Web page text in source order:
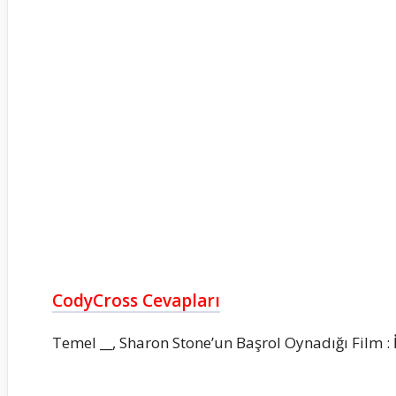
CodyCross Cevapları
Temel __, Sharon Stone’un Başrol Oynadığı Film :